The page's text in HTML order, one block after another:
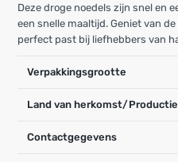
Deze droge noedels zijn snel en
een snelle maaltijd. Geniet van
perfect past bij liefhebbers van
Verpakkingsgrootte
Land van herkomst/
Contactgegevens